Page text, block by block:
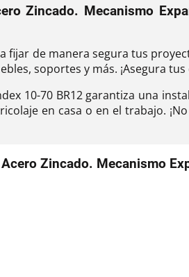
Zincado. Mecanismo
fijar de manera segura tus
soportes y más. ¡Asegura
10-70 BR12 garantiza una
en casa o en el trabajo.
Zincado. Mecanismo